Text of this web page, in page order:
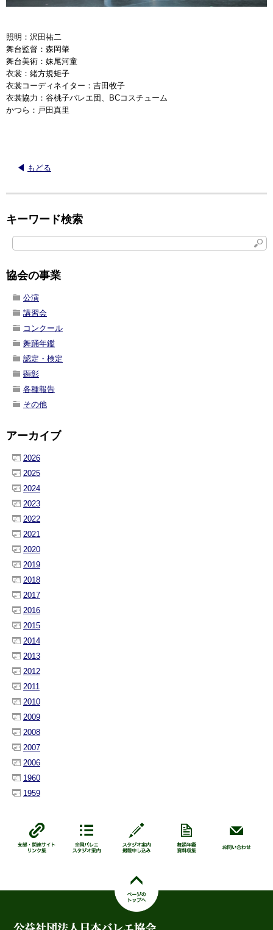
照明：沢田祐二
舞台監督：森岡肇
舞台美術：妹尾河童
衣裳：緒方規矩子
衣裳コーディネイター：吉田牧子
衣裳協力：谷桃子バレエ団、BCコスチューム
かつら：戸田真里
もどる
キーワード検索
協会の事業
公演
講習会
コンクール
舞踊年鑑
認定・検定
顕彰
各種報告
その他
アーカイブ
2026
2025
2024
2023
2022
2021
2020
2019
2018
2017
2016
2015
2014
2013
2012
2011
2010
2009
2008
2007
2006
1960
1959